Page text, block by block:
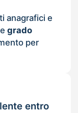
anagrafici e
grado
per
entro